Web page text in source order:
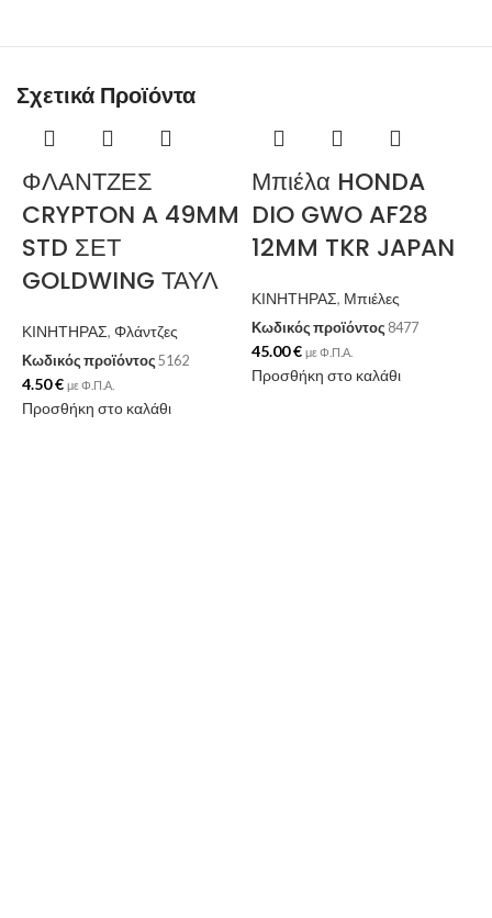
Σχετικά Προϊόντα
ΦΛΑΝΤΖΕΣ
CRYPTON A 49MM
STD ΣΕΤ
GOLDWING ΤΑΥΛ
ΚΙΝΗΤΗΡΑΣ, Φλάντζες
Κωδικός προϊόντος 5162
4.50€ με Φ.Π.Α.
Προσθήκη στο καλάθι
Μπιέλα HONDA
DIO GWO AF28
12MM TKR JAPAN
ΚΙΝΗΤΗΡΑΣ, Μπιέλες
Κωδικός προϊόντος 8477
45.00€ με Φ.Π.Α.
Προσθήκη στο καλάθι